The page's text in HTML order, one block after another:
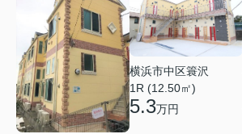
横浜市中区簑沢
1R (12.50㎡)
5.3万円